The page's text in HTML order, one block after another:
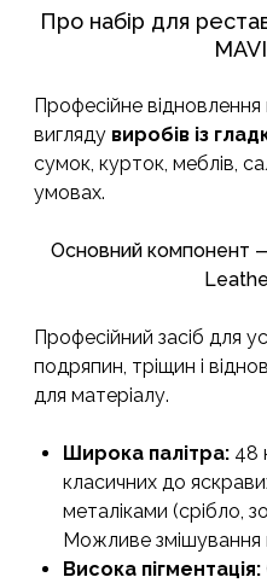
STEP
Kit
кількість
Про набір для
Професійне
вигляду виробів із
сумок, курток, меблів,
умовах.
Основний компонент
Професійний засіб для
подряпин, тріщин і
для матеріалу.
Широка палітра: 48
класичних до
металіками (срібло,
Можливе змішування
Висока пігментація: